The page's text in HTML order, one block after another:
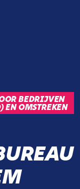
BEDRIJVEN
OMSTREKEN